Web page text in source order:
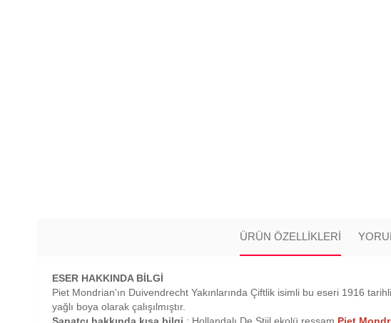
ÜRÜN ÖZELLIKLERI
ESER HAKKINDA BİLGİ
Piet Mondrian'ın Duivendrecht Yakınlarında Çiftlik isimli bu eseri 1916
yağlı boya olarak çalışılmıştır.